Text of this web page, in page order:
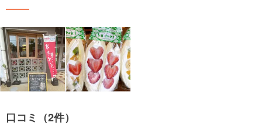
口コミ（2件）